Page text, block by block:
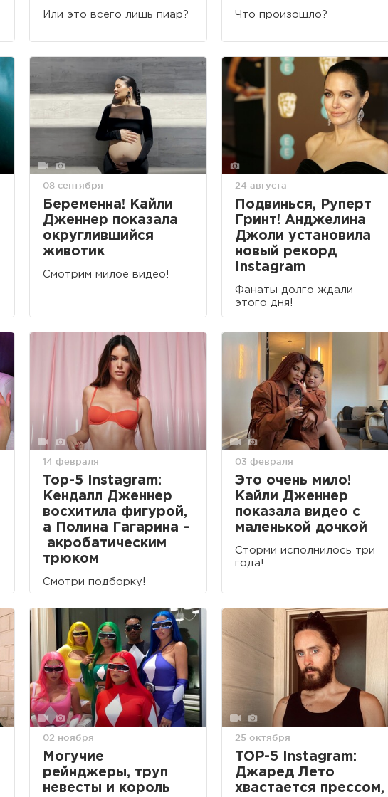
Или это всего лишь пиар? Что произошло?
08 сентября
Беременна! Кайли
Дженнер показала
округлившийся
животик
Смотрим милое видео!
24 августа
Подвинься, Руперт
Гринт! Анджелина
Джоли установила
новый рекорд
Instagram
Фанаты долго ждали
этого дня!
14 февраля
Top-5 Instagram:
Кендалл Дженнер
восхитила фигурой,
а Полина Гагарина –
акробатическим
трюком
Смотри подборку!
03 февраля
Это очень мило!
Кайли Дженнер
показала видео с
маленькой дочкой
Сторми исполнилось три
года!
02 ноября
Могучие
рейнджеры, труп
невесты и король
25 октября
TOP-5 Instagram:
Джаред Лето
хвастается прессом,